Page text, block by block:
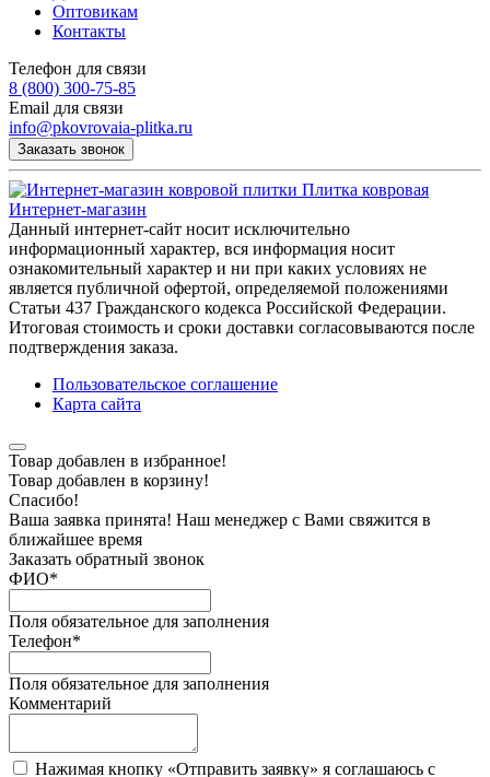
Оптовикам
Контакты
Телефон для связи
8 (800) 300-75-85
Email для связи
info@pkovrovaia-plitka.ru
Заказать звонок
Плитка ковровая
Интернет-магазин
Данный интернет-сайт носит исключительно
информационный характер, вся информация носит
ознакомительный характер и ни при каких условиях не
является публичной офертой, определяемой положениями
Статьи 437 Гражданского кодекса Российской Федерации.
Итоговая стоимость и сроки доставки согласовываются после
подтверждения заказа.
Пользовательское соглашение
Карта сайта
Товар добавлен в избранное!
Товар добавлен в корзину!
Спасибо!
Ваша заявка принята! Наш менеджер с Вами свяжится в
ближайшее время
Заказать обратный звонок
ФИО*
Поля обязательное для заполнения
Телефон*
Поля обязательное для заполнения
Комментарий
Нажимая кнопку «Отправить заявку» я соглашаюсь с